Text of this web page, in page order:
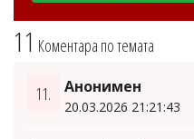
11 Коментара по темата
11. Анонимен
20.03.2026 21:21:43